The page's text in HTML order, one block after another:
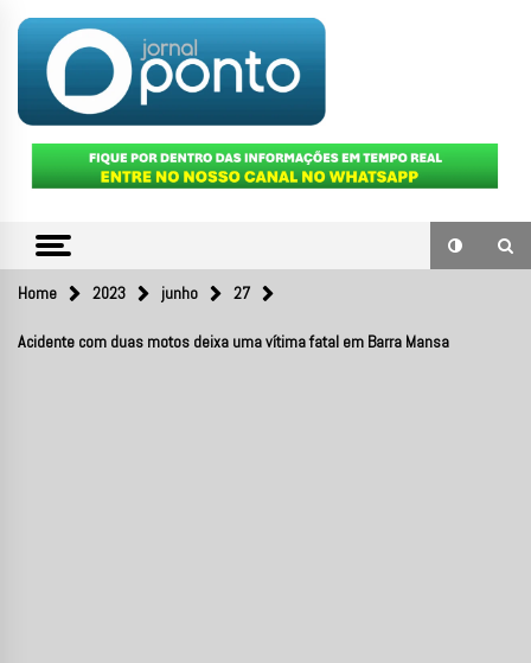
content
JORNAL
PONTO
Home 2023 junho 27
Acidente com duas motos deixa uma vítima fatal em Barra Mansa